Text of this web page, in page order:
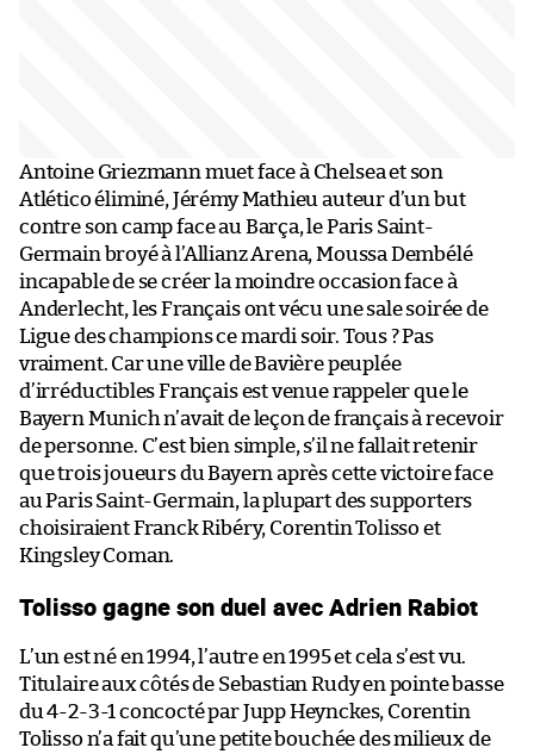
Antoine Griezmann muet face à Chelsea et son
Atlético éliminé, Jérémy Mathieu auteur d’un but
contre son camp face au Barça, le Paris Saint-
Germain broyé à l’Allianz Arena, Moussa Dembélé
incapable de se créer la moindre occasion face à
Anderlecht, les Français ont vécu une sale soirée de
Ligue des champions ce mardi soir. Tous ? Pas
vraiment. Car une ville de Bavière peuplée
d’irréductibles Français est venue rappeler que le
Bayern Munich n’avait de leçon de français à recevoir
de personne. C’est bien simple, s’il ne fallait retenir
que trois joueurs du Bayern après cette victoire face
au Paris Saint-Germain, la plupart des supporters
choisiraient Franck Ribéry, Corentin Tolisso et
Kingsley Coman.
Tolisso gagne son duel avec Adrien Rabiot
L’un est né en 1994, l’autre en 1995 et cela s’est vu.
Titulaire aux côtés de Sebastian Rudy en pointe basse
du 4-2-3-1 concocté par Jupp Heynckes, Corentin
Tolisso n’a fait qu’une petite bouchée des milieux de